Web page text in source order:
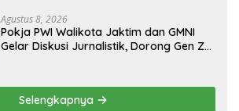
Agustus 8, 2026
Pokja PWI Walikota Jaktim dan GMNI
Gelar Diskusi Jurnalistik, Dorong Gen Z
Selengkapnya